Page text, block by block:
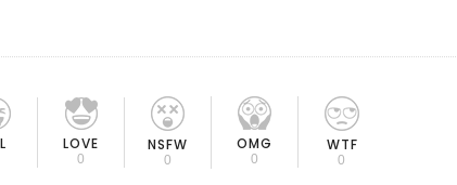
LOVE
0
NSFW
0
OMG
0
WTF
0